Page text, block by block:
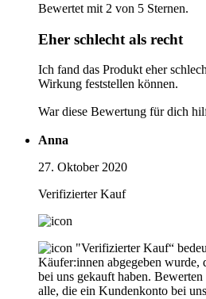
Bewertet mit 2 von 5 Sternen.
Eher schlecht als recht
Ich fand das Produkt eher
Wirkung feststellen können.
War diese Bewertung für dich
Anna
27. Oktober 2020
Verifizierter Kauf
"Verifizierter Kauf“
Käufer:innen abgegeben wurde,
bei uns gekauft haben.
alle, die ein Kundenkonto bei